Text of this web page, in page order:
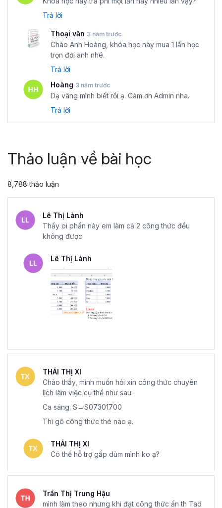
Trả lời
Thoại văn 3 năm trước
Chào Anh Hoàng, khóa học này mua 1 lần học
trọn đời anh nhé.
Trả lời
Hoàng 3 năm trước
Dạ vâng mình biết rồi ạ. Cảm ơn Admin nha.
Trả lời
Thảo luận về bài học
8,788 thảo luận
Lê Thị Lành
Thầy oi phần này em làm cả 2 công thức đều
không được
Lê Thị Lành
THÁI THỊ XI
Chào thầy, mình muốn hỏi xin công thức chuyên
lịch làm việc cụ thể như sau:
Ca sáng: S→S07301700
Thì gõ công thức thé nào ạ.
THÁI THỊ XI
Có thế hỗ trợ gấp dùm mình ko ạ?
Trần Thị Trung Hậu
mình làm theo nhưng khi đạt công thức ấn th Tad